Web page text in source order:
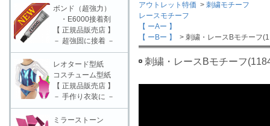
アウトレット特価 > 刺繍モチーフ
レースモチーフ
【 ーAー 】
【 ーBー 】
> 刺繍・レースBモチーフ
刺繍・レースBモチーフ
ボンド（超強力）
・E6000接着剤
【 正規品販売店 】
－ 超強固に接着 －
レオタード型紙
コスチューム型紙
【 正規品販売店 】
－ 手作り衣装に －
ミラーストーン